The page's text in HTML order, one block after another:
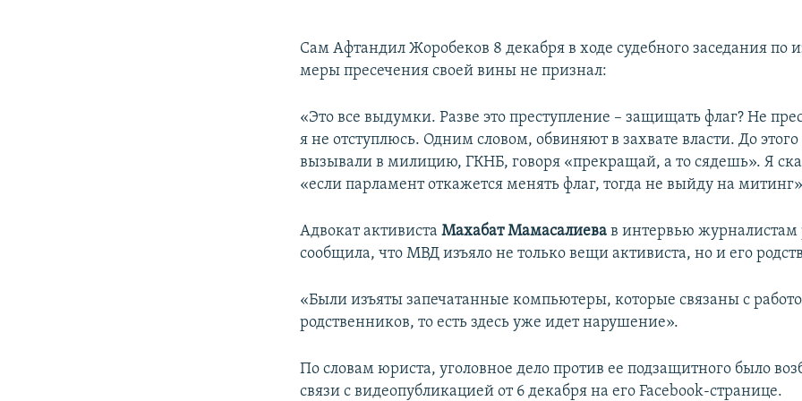
Сам Афтандил Жоробеков 8 декабря в ходе судебного заседания по
меры пресечения своей вины не признал:
«Это все выдумки. Разве это преступление – защищать флаг? Не
я не отступлюсь. Одним словом, обвиняют в захвате власти. До
вызывали в милицию, ГКНБ, говоря «прекращай, а то сядешь». Я
«если парламент откажется менять флаг, тогда не выйду на
Адвокат активистаМахабат Мамасалиева в интервью журналистам
сообщила, что МВД изъяло не только вещи активиста, но и его
«Были изъяты запечатанные компьютеры, которые связаны с
родственников, то есть здесь уже идет нарушение».
По словам юриста, уголовное дело против ее подзащитного было
связи с видеопубликацией от 6 декабря на его Facebook-странице.